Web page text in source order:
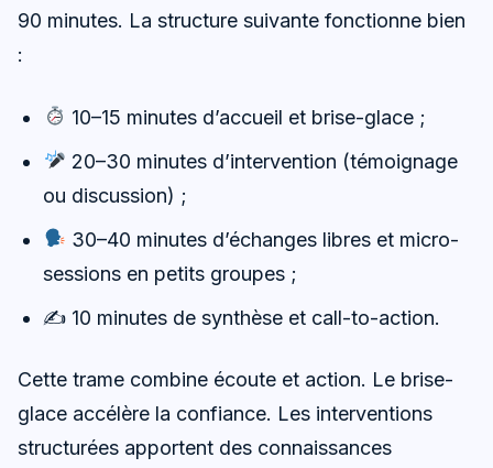
90 minutes. La structure suivante fonctionne bien
:
10–15 minutes d’accueil et brise-glace ;
20–30 minutes d’intervention (témoignage
ou discussion) ;
30–40 minutes d’échanges libres et micro-
sessions en petits groupes ;
✍️ 10 minutes de synthèse et call-to-action.
Cette trame combine écoute et action. Le brise-
glace accélère la confiance. Les interventions
structurées apportent des connaissances